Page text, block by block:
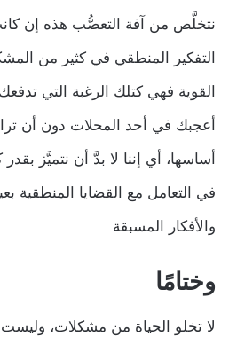
نتخلَّص من آفة التعصُّب هذه إن كانت
التفكير المنطقي في كثير من
القوية فهي كتلك الرغبة التي
أعجبك في أحد المحلات دون أن
أساسها، أي إننا لا بدَّ أن نتميَّز بقدر
في التعامل مع القضايا المنطقية
والأفكار المسبقة
وختامًا
لا تخلو الحياة من مشكلات،